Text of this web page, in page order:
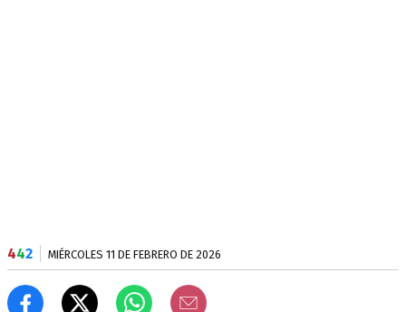
442 MIÉRCOLES 11 DE FEBRERO DE 2026